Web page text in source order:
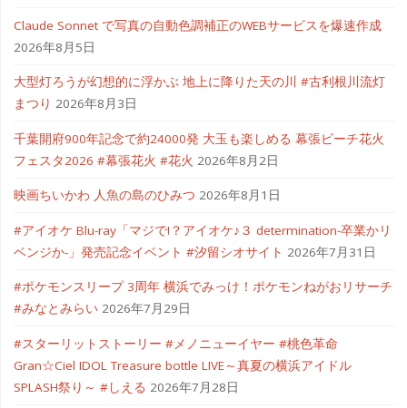
Claude Sonnet で写真の自動色調補正のWEBサービスを爆速作成
2026年8月5日
大型灯ろうが幻想的に浮かぶ 地上に降りた天の川 #古利根川流灯
まつり 2026年8月3日
千葉開府900年記念で約24000発 大玉も楽しめる 幕張ビーチ花火
フェスタ2026 #幕張花火 #花火 2026年8月2日
映画ちいかわ 人魚の島のひみつ 2026年8月1日
#アイオケ Blu-ray「マジで!？アイオケ♪３ determination-卒業かリ
ベンジか-」発売記念イベント #汐留シオサイト 2026年7月31日
#ポケモンスリープ 3周年 横浜でみっけ！ポケモンねがおリサーチ
#みなとみらい 2026年7月29日
#スターリットストーリー #メノニューイヤー #桃色革命
Gran☆Ciel IDOL Treasure bottle LIVE～真夏の横浜アイドル
SPLASH祭り～ #しえる 2026年7月28日